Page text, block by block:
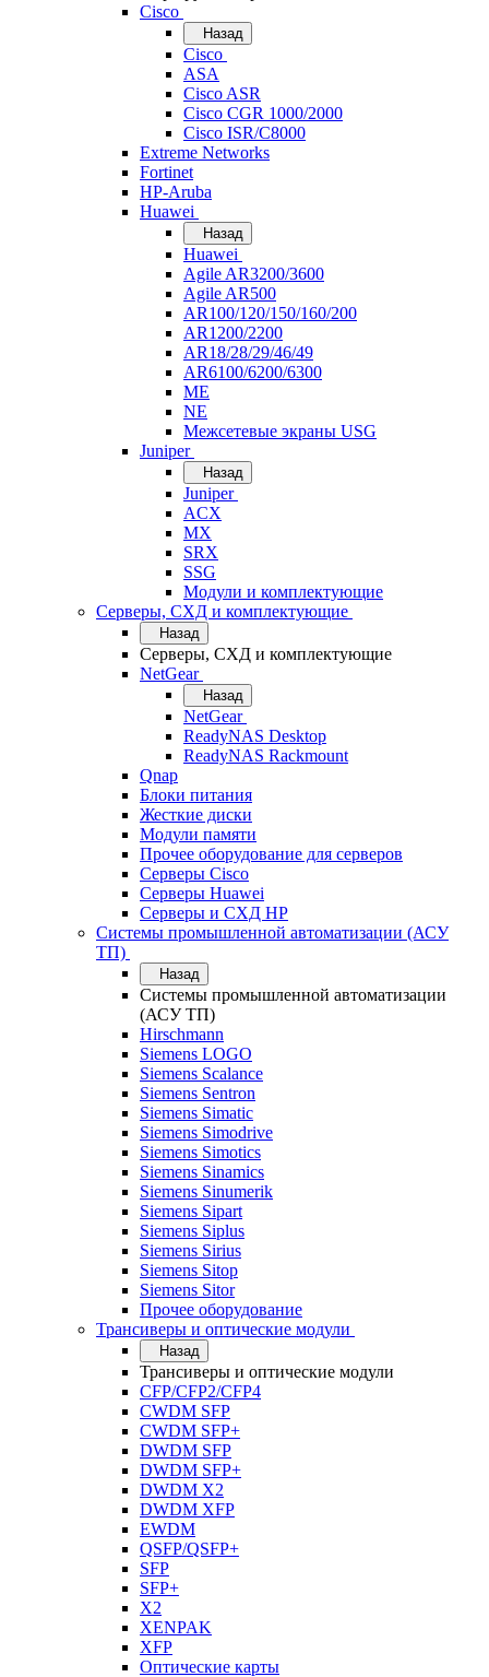
Cisco
Назад
Cisco
ASA
Cisco ASR
Cisco CGR 1000/2000
Cisco ISR/С8000
Extreme Networks
Fortinet
HP-Aruba
Huawei
Назад
Huawei
Agile AR3200/3600
Agile AR500
AR100/120/150/160/200
AR1200/2200
AR18/28/29/46/49
AR6100/6200/6300
ME
NE
Межсетевые экраны USG
Juniper
Назад
Juniper
ACX
MX
SRX
SSG
Модули и комплектующие
Серверы, СХД и комплектующие
Назад
Серверы, СХД и комплектующие
NetGear
Назад
NetGear
ReadyNAS Desktop
ReadyNAS Rackmount
Qnap
Блоки питания
Жесткие диски
Модули памяти
Прочее оборудование для серверов
Серверы Cisco
Серверы Huawei
Серверы и СХД HP
Системы промышленной автоматизации (АСУ
ТП)
Назад
Системы промышленной автоматизации
(АСУ ТП)
Hirschmann
Siemens LOGO
Siemens Scalance
Siemens Sentron
Siemens Simatic
Siemens Simodrive
Siemens Simotics
Siemens Sinamics
Siemens Sinumerik
Siemens Sipart
Siemens Siplus
Siemens Sirius
Siemens Sitop
Siemens Sitor
Прочее оборудование
Трансиверы и оптические модули
Назад
Трансиверы и оптические модули
CFP/CFP2/CFP4
CWDM SFP
CWDM SFP+
DWDM SFP
DWDM SFP+
DWDM X2
DWDM XFP
EWDM
QSFP/QSFP+
SFP
SFP+
X2
XENPAK
XFP
Оптические карты